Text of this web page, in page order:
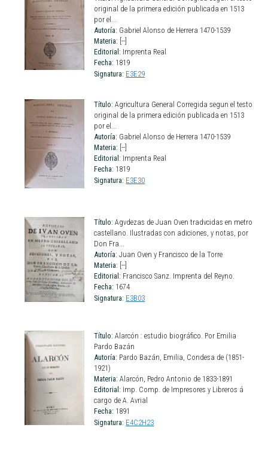
original de la primera edición publicada en 1513
por el...
Autoría: Gabriel Alonso de Herrera 1470-1539
Materia: [--]
Editorial: Imprenta Real
Fecha: 1819
Signatura: E3E29
Título: Agricultura General Corregida segun el testo
original de la primera edición publicada en 1513
por el...
Autoría: Gabriel Alonso de Herrera 1470-1539
Materia: [--]
Editorial: Imprenta Real
Fecha: 1819
Signatura: E3E30
Título: Agvdezas de Juan Oven tradvcidas en metro
castellano. Ilustradas con adiciones, y notas, por
Don Fra...
Autoría: Juan Oven y Francisco de la Torre
Materia: [--]
Editorial: Francisco Sanz. Imprenta del Reyno.
Fecha: 1674
Signatura: E3B03
Título: Alarcón : estudio biográfico. Por Emilia
Pardo Bazán
Autoría: Pardo Bazán, Emilia, Condesa de (1851-
1921)
Materia: Alarcón, Pedro Antonio de 1833-1891
Editorial: Imp. Comp. de Impresores y Libreros á
cargo de A. Avrial
Fecha: 1891
Signatura: E4C2H23